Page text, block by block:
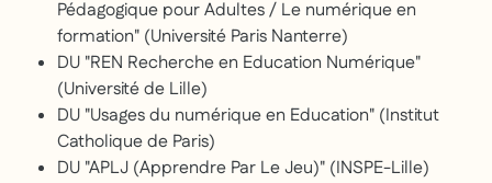
Pédagogique pour Adultes / Le numérique en
formation" (Université Paris Nanterre)
DU "REN Recherche en Education Numérique"
(Université de Lille)
DU "Usages du numérique en Education" (Institut
Catholique de Paris)
DU "APLJ (Apprendre Par Le Jeu)" (INSPE-Lille)